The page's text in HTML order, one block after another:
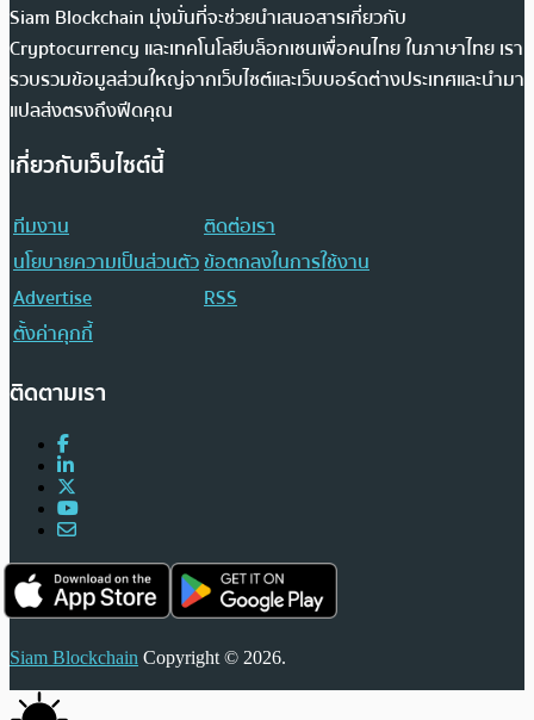
Siam Blockchain มุ่งมั่นที่จะช่วยนำเสนอสารเกี่ยวกับ
Cryptocurrency และเทคโนโลยีบล็อกเชนเพื่อคนไทย ในภาษาไทย เรา
รวบรวมข้อมูลส่วนใหญ่จากเว็บไซต์และเว็บบอร์ดต่างประเทศและนำมา
แปลส่งตรงถึงฟีดคุณ
เกี่ยวกับเว็บไซต์นี้
ทีมงาน
ติดต่อเรา
นโยบายความเป็นส่วนตัวข้อตกลงในการใช้งาน
Advertise
RSS
ตั้งค่าคุกกี้
ติดตามเรา
Siam Blockchain Copyright © 2026.